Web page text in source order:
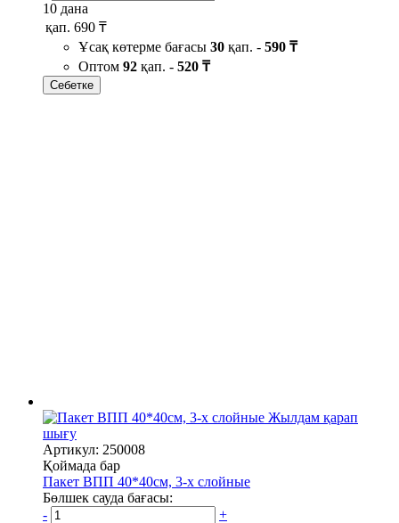
10 дана
қап. 690 ₸
Ұсақ көтерме бағасы 30 қап. - 590 ₸
Оптом 92 қап. - 520 ₸
Себетке
Жылдам қарап
шығу
Артикул: 250008
Қоймада бар
Пакет ВПП 40*40см, 3-х слойные
Бөлшек сауда бағасы:
-
+